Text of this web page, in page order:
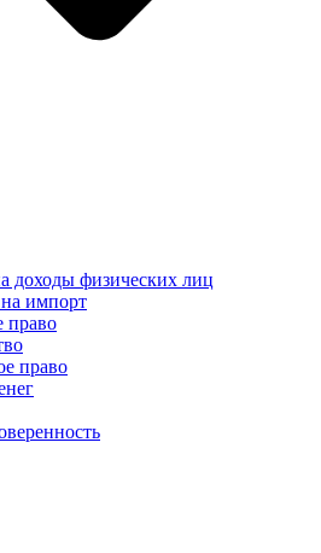
доходы физических лиц
импорт
право
право